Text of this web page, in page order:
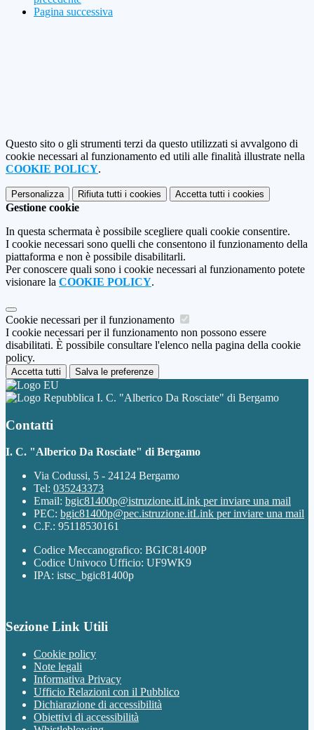
Pagina successiva
Questo sito o gli strumenti terzi da questo utilizzati si avvalgono di
cookie necessari al funzionamento ed utili alle finalità illustrate nella
COOKIE POLICY.
Personalizza Rifiuta tutti i cookies Accetta tutti i cookies
Gestione cookie
In questa schermata è possibile scegliere quali cookie consentire.
I cookie necessari sono quelli che consentono il funzionamento della
piattaforma e non è possibile disabilitarli.
Per conoscere quali sono i cookie necessari al funzionamento potete
visionare la COOKIE POLICY.
Cookie necessari per il funzionamento
I cookie necessari per il funzionamento non possono essere
disabilitati. È possibile consultare l'elenco nella pagina della cookie
policy.
Accetta tutti Salva le preferenze
I. C. "Alberico Da Rosciate" di Bergamo
Contatti
I. C. "Alberico Da Rosciate" di Bergamo
Via Codussi, 5 - 24124 Bergamo
Tel: 035243373
Email: bgic81400p@istruzione.itLink per inviare una mail
PEC: bgic81400p@pec.istruzione.itLink per inviare una mail
C.F.: 95118530161
Codice Meccanografico: BGIC81400P
Codice Univoco Ufficio: UF9WK9
IPA: istsc_bgic81400p
Sezione Link Utili
Cookie policy
Note legali
Informativa Privacy
Ufficio Relazioni con il Pubblico
Dichiarazione di accessibilità
Obiettivi di accessibilità